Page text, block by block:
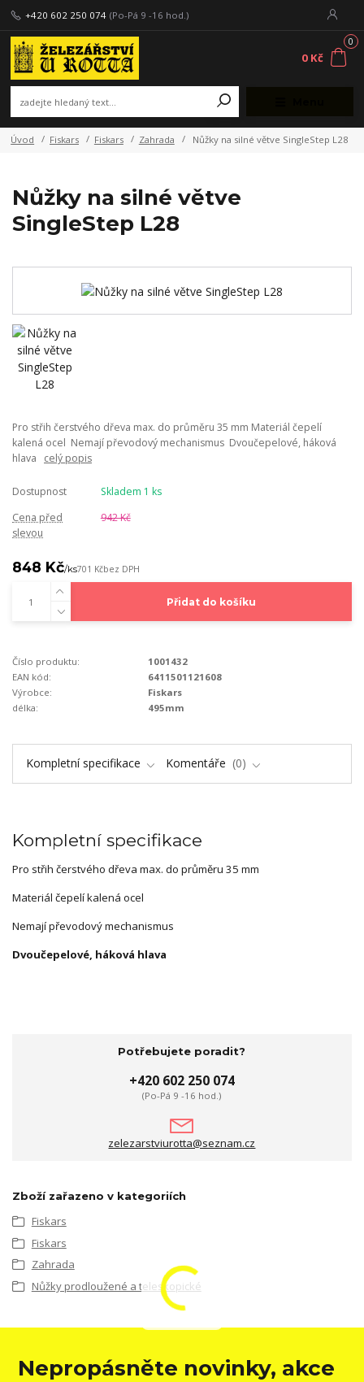
+420 602 250 074 (Po-Pá 9 -16 hod.)
0
0 Kč
Úvod Fiskars Fiskars Zahrada Nůžky na silné větve SingleStep L28
Nůžky na silné větve
SingleStep L28
Pro střih čerstvého dřeva max. do průměru 35 mm Materiál čepelí
kalená ocel Nemají převodový mechanismus Dvoučepelové, háková
hlava celý popis
Dostupnost
Skladem 1 ks
Cena před
slevou
942 Kč
848 Kč/ks701 Kčbez DPH
Přidat do košíku
Číslo produktu:
1001432
EAN kód:
6411501121608
Výrobce:
Fiskars
délka:
495mm
Kompletní specifikace Komentáře 0
Kompletní specifikace
Pro střih čerstvého dřeva max. do průměru 35 mm
Materiál čepelí kalená ocel
Nemají převodový mechanismus
Dvoučepelové, háková hlava
Potřebujete poradit?
+420 602 250 074
(Po-Pá 9 -16 hod.)
zelezarstviurotta@seznam.cz
Zboží zařazeno v kategoriích
Fiskars
Fiskars
Zahrada
Nůžky prodloužené a teleskopické
Nepropásněte novinky, akce